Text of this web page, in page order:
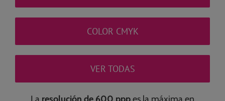
COLOR CMYK
VER TODAS